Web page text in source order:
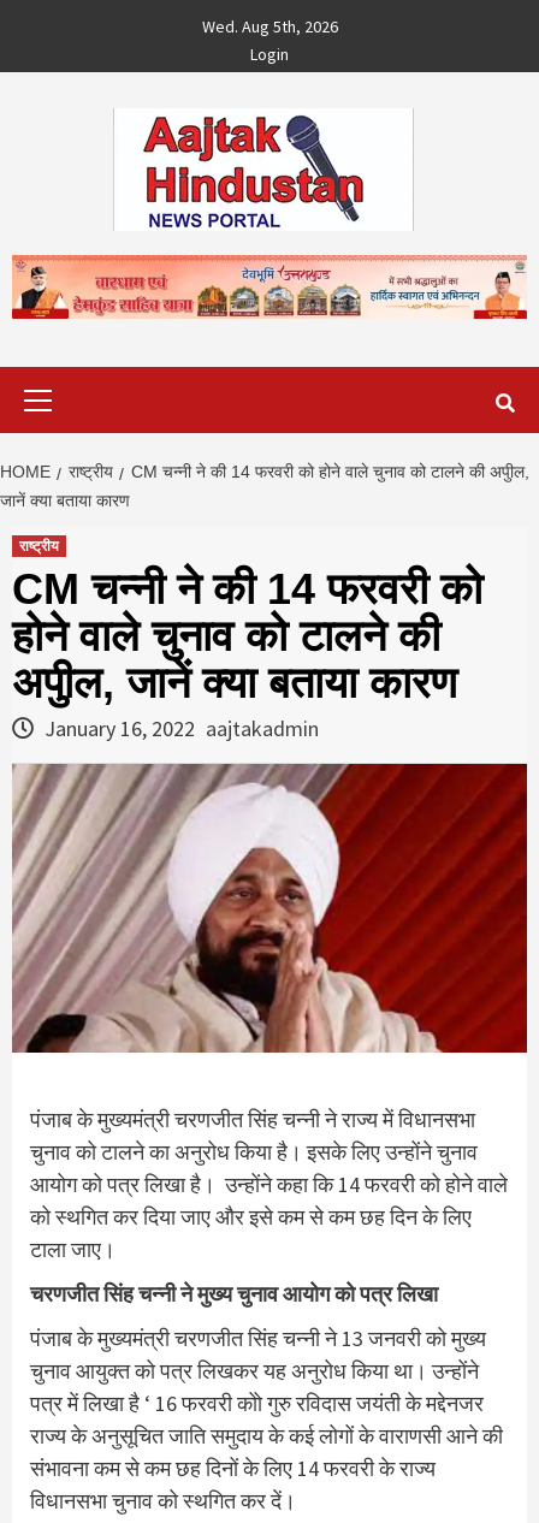
content
Wed. Aug 5th, 2026
Login
HOME राष्ट्रीय
CM चन्‍नी ने की 14 फरवरी को होने वाले चुनाव को टालने की अपुील,
जानें क्‍या बताया कारण
राष्ट्रीय
CM चन्‍नी ने की 14 फरवरी को
होने वाले चुनाव को टालने की
अपुील, जानें क्‍या बताया कारण
January 16, 2022 aajtakadmin
पंजाब के मुख्‍यमंत्री चरणजीत सिंह चन्नी ने राज्‍य में विधानसभा
चुनाव को टालने का अनुरोध किया है। इसके लिए उन्‍होंने चुनाव
आयोग को पत्र लिखा है। उन्‍होंने कहा कि 14 फरवरी को होने वाले
को स्‍थगित कर दिया जाए और इसे कम से कम छह दिन के लिए
टाला जाए।
चरणजीत सिंह चन्‍नी ने मुख्‍य चुनाव आयोग को पत्र लिखा
पंजाब के मुख्यमंत्री चरणजीत सिंह चन्नी ने 13 जनवरी को मुख्य
चुनाव आयुक्त को पत्र लिखकर यह अनुरोध किया था। उन्‍होंने
पत्र में लिखा है ‘ 16 फरवरी कोो गुरु रविदास जयंती के मद्देनजर
राज्य के अनुसूचित जाति समुदाय के कई लोगों के वाराणसी आने की
संभावना कम से कम छह दिनों के लिए 14 फरवरी के राज्य
विधानसभा चुनाव को स्थगित कर दें।